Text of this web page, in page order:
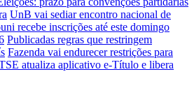
UnB vai sediar encontro nacional de
recebe inscrições até este domingo
Publicadas regras que restringem
Fazenda vai endurecer restrições para
atualiza aplicativo e-Título e libera